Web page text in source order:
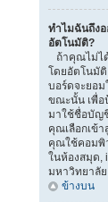
ทำไมฉันถึง
อัตโนมัติ?
ถ้าคุณไม่ไ
โดยอัตโนมั
บอร์ดจะยอ
ขณะนั้น เพื่อ
มาใช้ชื่อบัญ
คุณเลือกเข้
คุณใช้คอมพิ
ในห้องสมุด,
มหาวิทยาลัย
ข้างบน